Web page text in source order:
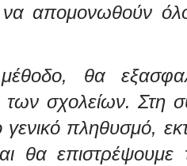
να απομονωθούν
θα
των σχολείων. Στη
γενικό πληθυσμό,
θα επιστρέψουμε